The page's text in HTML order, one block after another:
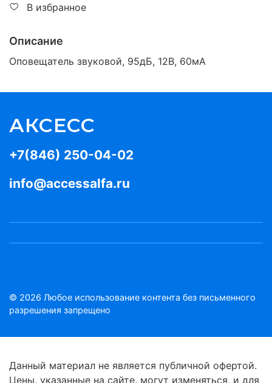
В избранное
Описание
Оповещатель звуковой, 95дБ, 12В, 60мА
+7(846) 250-04-02
info@accessalfa.ru
АКСЕСС
© 2026 Любое использование контента без письменного
разрешения запрещено
Данный материал не является публичной офертой.
Цены, указанные на сайте, могут изменяться, и для